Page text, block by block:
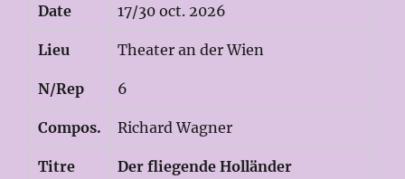
Date 17/30 oct. 2026
Lieu Theater an der Wien
N/Rep 6
Compos. Richard Wagner
Titre Der fliegende Holländer